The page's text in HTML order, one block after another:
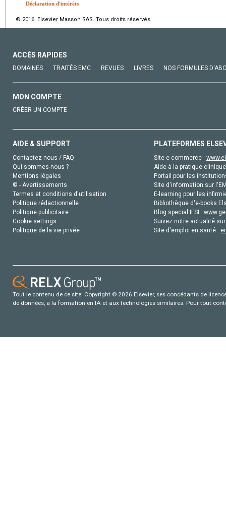
Déclaration d'intérêts
© 2016 Elsevier Masson SAS. Tous droits réservés.
ACCÈS RAPIDES
DOMAINES TRAITÉS EMC REVUES LIVRES NOS FORMULES
MON COMPTE
CRÉER UN COMPTE
AIDE & SUPPORT
Contactez-nous / FAQ
Qui sommes-nous ?
Mentions légales
© - Avertissements
Termes et conditions d'utilisation
Politique rédactionnelle
Politique publicitaire
Cookie settings
Politique de la vie privée
PLATEFORMES
Site e-commerce :
Aide à la pratique
Portail pour les
Site d'information sur
E-learning pour les
Bibliothèque d'e-books
Blog special IFSI :
Suivez notre actualité
Site d'emploi en santé :
Tout le contenu de ce site: Copyright © 2026 Elsevier, ses concédants de
de données, a la formation en IA et aux technologies similaires. Pour tout